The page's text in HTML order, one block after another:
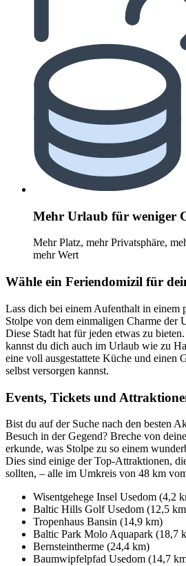
Mehr Urlaub für weniger
Mehr Platz, mehr Privatsphäre,
mehr Wert
Wähle ein Feriendomizil für
Lass dich bei einem Aufenthalt in einem
Stolpe von dem einmaligen Charme der
Diese Stadt hat für jeden etwas zu
kannst du dich auch im Urlaub wie zu
eine voll ausgestattete Küche und einen
selbst versorgen kannst.
Events, Tickets und
Bist du auf der Suche nach den besten
Besuch in der Gegend? Breche von
erkunde, was Stolpe zu so einem
Dies sind einige der Top-Attraktionen,
sollten, – alle im Umkreis von 48 km
Wisentgehege Insel Usedom (4,2
Baltic Hills Golf Usedom (12,5
Tropenhaus Bansin (14,9 km)
Baltic Park Molo Aquapark (18,7
Bernsteintherme (24,4 km)
Baumwipfelpfad Usedom (14,7